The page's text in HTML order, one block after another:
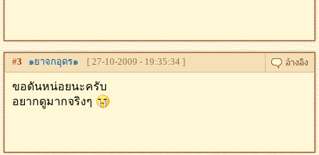
#3 ๑ยาจกอุดร๑ [ 27-10-2009 - 19:35:34 ]
ขอดันหน่อยนะครับ
อยากดูมากจริงๆ